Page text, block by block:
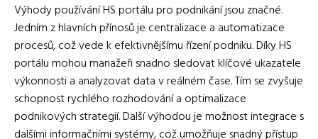
Výhody používání HS portálu pro podnikání jsou značné.
Jedním z hlavních přínosů je centralizace a automatizace
procesů, což vede k efektivnějšímu řízení podniku. Díky HS
portálu mohou manažeři snadno sledovat klíčové ukazatele
výkonnosti a analyzovat data v reálném čase. Tím se zvyšuje
schopnost rychlého rozhodování a optimalizace
podnikových strategií. Další výhodou je možnost integrace s
dalšími informačními systémy, což umožňuje snadný přístup